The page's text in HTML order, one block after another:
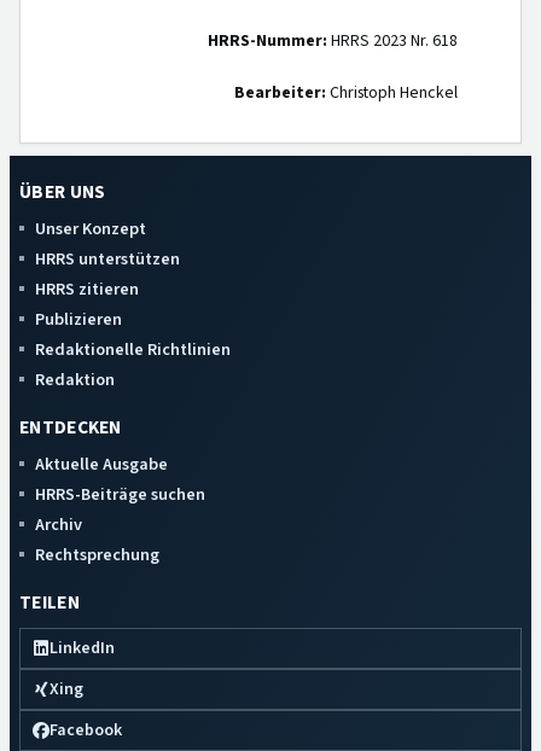
HRRS-Nummer: HRRS 2023 Nr. 618
Bearbeiter: Christoph Henckel
ÜBER UNS
Unser Konzept
HRRS unterstützen
HRRS zitieren
Publizieren
Redaktionelle Richtlinien
Redaktion
ENTDECKEN
Aktuelle Ausgabe
HRRS-Beiträge suchen
Archiv
Rechtsprechung
TEILEN
LinkedIn
Xing
Facebook